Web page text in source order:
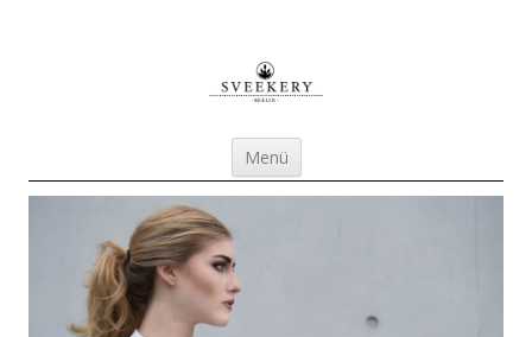
Businessmode für Damen
Menü
Zum Inhalt springen